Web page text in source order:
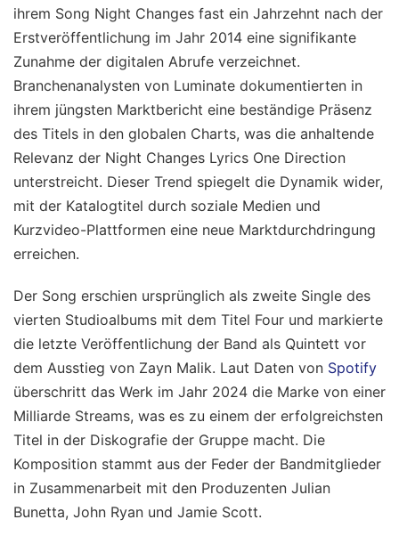
ihrem Song Night Changes fast ein Jahrzehnt nach der
Erstveröffentlichung im Jahr 2014 eine signifikante
Zunahme der digitalen Abrufe verzeichnet.
Branchenanalysten von Luminate dokumentierten in
ihrem jüngsten Marktbericht eine beständige Präsenz
des Titels in den globalen Charts, was die anhaltende
Relevanz der Night Changes Lyrics One Direction
unterstreicht. Dieser Trend spiegelt die Dynamik wider,
mit der Katalogtitel durch soziale Medien und
Kurzvideo-Plattformen eine neue Marktdurchdringung
erreichen.
Der Song erschien ursprünglich als zweite Single des
vierten Studioalbums mit dem Titel Four und markierte
die letzte Veröffentlichung der Band als Quintett vor
dem Ausstieg von Zayn Malik. Laut Daten von Spotify
überschritt das Werk im Jahr 2024 die Marke von einer
Milliarde Streams, was es zu einem der erfolgreichsten
Titel in der Diskografie der Gruppe macht. Die
Komposition stammt aus der Feder der Bandmitglieder
in Zusammenarbeit mit den Produzenten Julian
Bunetta, John Ryan und Jamie Scott.